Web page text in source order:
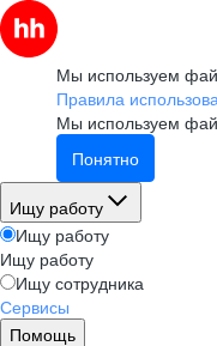
Мы используем
Правила
Мы используем
Понятно
Ищу работу
Ищу работу
Ищу работу
Ищу сотрудника
Сервисы
Помощь